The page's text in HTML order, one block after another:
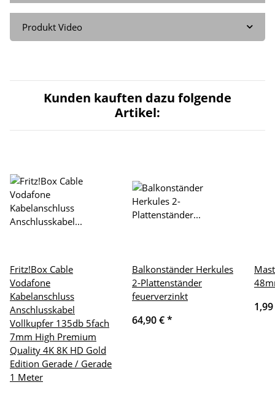
Produkt Video
Kunden kauften dazu folgende
Artikel:
Fritz!Box Cable
Vodafone
Kabelanschluss
Anschlusskabel
Vollkupfer 135db 5fach
7mm High Premium
Quality 4K 8K HD Gold
Edition Gerade / Gerade
1 Meter
Balkonständer Herkules
2-Plattenständer
feuerverzinkt
64,90 €*